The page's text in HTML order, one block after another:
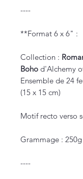
----
**Format 6 x 6" :
Collection :
Boho d'Alchemy
Ensemble de 24
(15 x 15 cm)
Motif recto verso
Grammage : 250g
----